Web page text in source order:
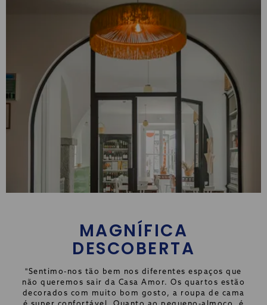
MAGNÍFICA
DESCOBERTA
"Sentimo-nos tão bem nos diferentes espaços que
não queremos sair da Casa Amor. Os quartos estão
decorados com muito bom gosto, a roupa de cama